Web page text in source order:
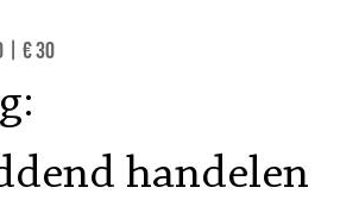
Steun ons
| € 30
handelen